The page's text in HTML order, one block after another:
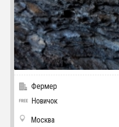
Фермер
Новичок
Москва